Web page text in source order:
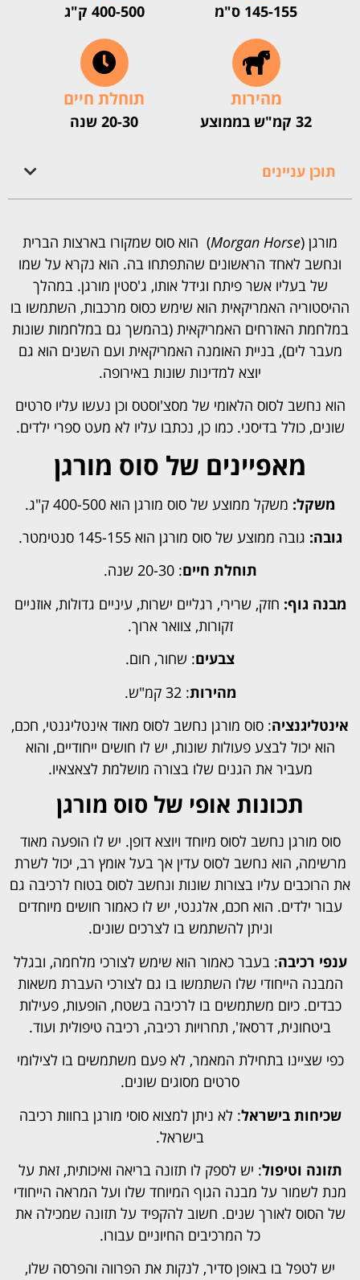
145-155 ס"מ 400-500 ק"ג
מהירות
32 קמ"ש בממוצע
תוחלת חיים
20-30 שנה
תוכן עניינים
מורגן (Morgan Horse) הוא סוס שמקורו בארצות הברית
ונחשב לאחד הראשונים שהתפתחו בה. הוא נקרא על שמו
של בעליו אשר פיתח וגידל אותו, ג'סטין מורגן. במהלך
ההיסטוריה האמריקאית הוא שימש כסוס מרכבות, השתמשו בו
במלחמת האזרחים האמריקאית (בהמשך גם במלחמות שונות
מעבר לים), בניית האומנה האמריקאית ועם השנים הוא גם
יוצא למדינות שונות באירופה.
הוא נחשב לסוס הלאומי של מסצ'וסטס וכן נעשו עליו סרטים
שונים, כולל בדיסני. כמו כן, נכתבו עליו לא מעט ספרי ילדים.
מאפיינים של סוס מורגן
משקל: משקל ממוצע של סוס מורגן הוא 400-500 ק"ג.
גובה: גובה ממוצע של סוס מורגן הוא 145-155 סנטימטר.
תוחלת חיים: 20-30 שנה.
מבנה גוף: חזק, שרירי, רגליים ישרות, עיניים גדולות, אוזניים
זקורות, צוואר ארוך.
צבעים: שחור, חום.
מהירות: 32 קמ"ש.
אינטליגנציה: סוס מורגן נחשב לסוס מאוד אינטליגנטי, חכם,
הוא יכול לבצע פעולות שונות, יש לו חושים ייחודיים, והוא
מעביר את הגנים שלו בצורה מושלמת לצאצאיו.
תכונות אופי של סוס מורגן
סוס מורגן נחשב לסוס מיוחד ויוצא דופן. יש לו הופעה מאוד
מרשימה, הוא נחשב לסוס עדין אך בעל אומץ רב, יכול לשרת
את הרוכבים עליו בצורות שונות ונחשב לסוס בטוח לרכיבה גם
עבור ילדים. הוא חכם, אלגנטי, יש לו כאמור חושים מיוחדים
וניתן להשתמש בו לצרכים שונים.
ענפי רכיבה: בעבר כאמור הוא שימש לצורכי מלחמה, ובגלל
המבנה הייחודי שלו השתמשו בו גם לצורכי העברת משאות
כבדים. כיום משתמשים בו לרכיבה בשטח, הופעות, פעילות
ביטחונית, דרסאז', תחרויות רכיבה, רכיבה טיפולית ועוד.
כפי שציינו בתחילת המאמר, לא פעם משתמשים בו לצילומי
סרטים מסוגים שונים.
שכיחות בישראל: לא ניתן למצוא סוסי מורגן בחוות רכיבה
בישראל.
תזונה וטיפול: יש לספק לו תזונה בריאה ואיכותית, זאת על
מנת לשמור על מבנה הגוף המיוחד שלו ועל המראה הייחודי
של הסוס לאורך שנים. חשוב להקפיד על תזונה שמכילה את
כל המרכיבים החיוניים עבורו.
יש לטפל בו באופן סדיר, לנקות את הפרווה והפרסה שלו,